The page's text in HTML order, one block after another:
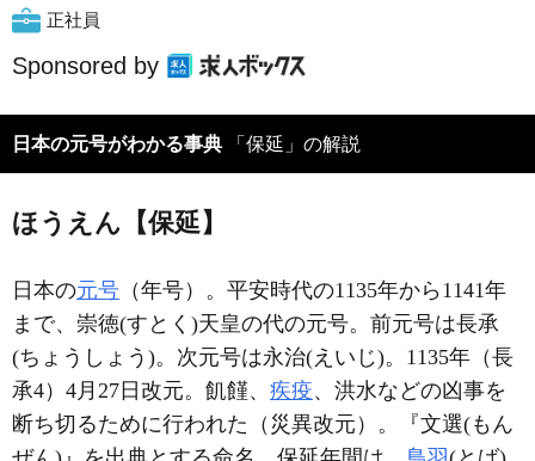
正社員
Sponsored by
日本の元号がわかる事典 「保延」の解説
ほうえん【保延】
日本の元号 （年号）。平安時代の1135年から1141年
まで、崇徳(すとく )天皇の代の元号。前元号は長承
(ちょうしょう )。次元号は永治(えいじ)。1135年（長
承4）4月27日改元。飢饉、 疾疫、洪水などの凶事を
断ち切るために行われた（災異改元）。『文選(もん